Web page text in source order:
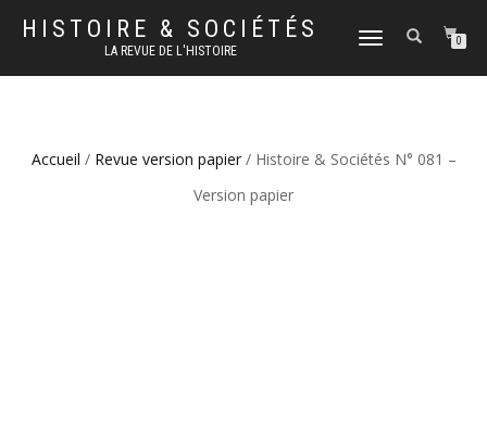
HISTOIRE & SOCIÉTÉS
LA REVUE DE L'HISTOIRE
DÉPLIER
NAVIGATION
0
Accueil / Revue version papier/ Histoire & Sociétés N° 081 –
Version papier